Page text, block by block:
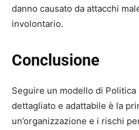
danno causato da attacchi
involontario.
Conclusione
Seguire un modello di Politica
dettagliato e adattabile è la
un’organizzazione e i rischi